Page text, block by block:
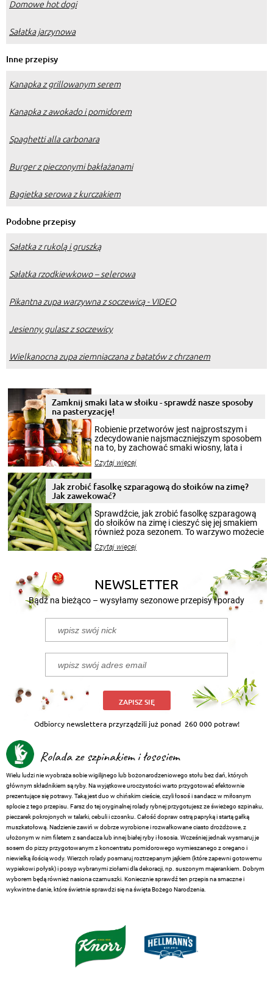
Domowe hot dogi
Sałatka jarzynowa
Inne przepisy
Kanapka z grillowanym serem
Kanapka z awokado i pomidorem
Spaghetti alla carbonara
Burger z pieczonymi bakłażanami
Bagietka serowa z kurczakiem
Podobne przepisy
Sałatka z rukolą i gruszką
Sałatka rzodkiewkowo – selerowa
Pikantna zupa warzywna z soczewicą - VIDEO
Jesienny gulasz z soczewicy
Wielkanocna zupa ziemniaczana z batatów z chrzanem
Zamknij smaki lata w słoiku - sprawdź nasze sposoby
na pasteryzację!
Robienie przetworów jest najprostszym i
zdecydowanie najsmaczniejszym sposobem
na to, by zachować smaki wiosny, lata i
krajobrazów, by cieszyć nimi oko w sezonie
pełni poczuć atmosferę cieplejszych
miesięcy. Przygotowanie słoików ze
patenty, które pozwolą zachować świeżość
przetworów.
Czytaj więcej
Jak zrobić fasolkę szparagową do słoików na zimę?
Jak zawekować?
Sprawdźcie, jak zrobić fasolkę szparagową
do słoików na zimę i cieszyć się jej smakiem
również poza sezonem. To warzywo możecie
nasze propozycje!
Czytaj więcej
NEWSLETTER
Bądź na bieżąco – wysyłamy sezonowe przepisy i porady
ZAPISZ SIĘ
Odbiorcy newslettera przyrządzili już ponad 260 000 potraw!
Rolada ze szpinakiem i łososiem
Wielu ludzi nie wyobraża sobie wigilijnego lub bożonarodzeniowego stołu bez dań, których
głównym składnikiem są ryby. Na wyjątkowe uroczystości warto przygotować efektownie
prezentujące się potrawy. Taką jest duo w chińskim cieście, czyli łosoś i sandacz w miłosnym
splocie z tego przepisu. Farsz do tej oryginalnej rolady rybnej przygotujesz ze świeżego szpinaku,
pieczarek pokrojonych w talarki, cebuli i czosnku. Całość dopraw ostrą papryką i startą gałką
muszkatołową. Nadzienie zawiń w dobrze wyrobione i rozwałkowane ciasto drożdżowe, z
ułożonym w nim filetem z sandacza lub innej białej ryby i łososia. Wcześniej jednak wysmaruj je
sosem do pizzy przygotowanym z koncentratu pomidorowego wymieszanego z oregano i
niewielką ilością wody. Wierzch rolady posmaruj roztrzepanym jajkiem (które zapewni gotowemu
wypiekowi połysk) i posyp wybranymi ziołami dla dekoracji, np. suszonym majerankiem. Dobrym
wyborem będą również nasiona czarnuszki. Koniecznie sprawdź ten przepis na smaczne i
wykwintne danie, które świetnie sprawdzi się na święta Bożego Narodzenia.